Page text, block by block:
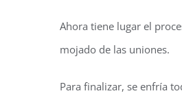
Ahora tiene lugar el
mojado de las uniones.
Para finalizar, se enfría